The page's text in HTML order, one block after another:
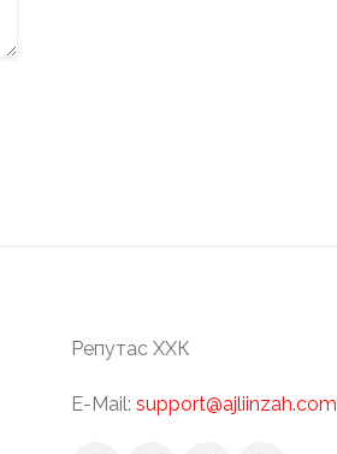
Репутас ХХК
E-Mail: support@ajliinzah.com